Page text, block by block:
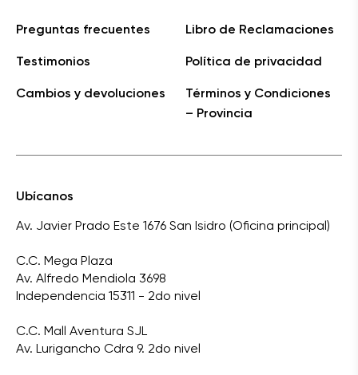
Preguntas frecuentes
Testimonios
Cambios y devoluciones
Libro de Reclamaciones
Política de privacidad
Términos y Condiciones
– Provincia
Ubícanos
Av. Javier Prado Este 1676 San Isidro (Oficina principal)
C.C. Mega Plaza
Av. Alfredo Mendiola 3698
Independencia 15311 - 2do nivel
C.C. Mall Aventura SJL
Av. Lurigancho Cdra 9. 2do nivel